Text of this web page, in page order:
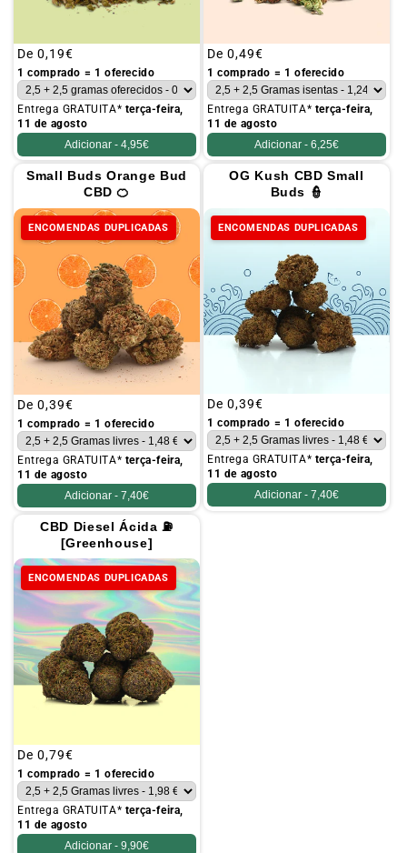
Preço
habitual
De 0,19€
1 comprado = 1 oferecido
Entrega GRATUITA* terça-feira,
11 de agosto
Adicionar - 4,95€
Preço
habitual
De 0,49€
1 comprado = 1 oferecido
Entrega GRATUITA* terça-feira,
11 de agosto
Adicionar - 6,25€
Small Buds Orange Bud
CBD 🍊
ENCOMENDAS DUPLICADAS
Preço
habitual
De 0,39€
1 comprado = 1 oferecido
Entrega GRATUITA* terça-feira,
11 de agosto
Adicionar - 7,40€
OG Kush CBD Small
Buds 👮
ENCOMENDAS DUPLICADAS
Preço
habitual
De 0,39€
1 comprado = 1 oferecido
Entrega GRATUITA* terça-feira,
11 de agosto
Adicionar - 7,40€
CBD Diesel Ácida ⛽
[Greenhouse]
ENCOMENDAS DUPLICADAS
Preço
habitual
De 0,79€
1 comprado = 1 oferecido
Entrega GRATUITA* terça-feira,
11 de agosto
Adicionar - 9,90€